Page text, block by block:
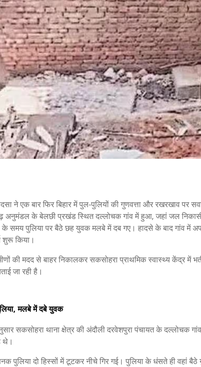
ने एक बार फिर बिहार में पुल-पुलियों की गुणवत्ता और रखरखाव पर
अनुमंडल के बेलछी प्रखंड स्थित दल्लोचक गांव में हुआ, जहां जल
समय पुलिया पर बैठे छह युवक मलबे में दब गए। हादसे के बाद गांव में
शुरू किया।
की मदद से बाहर निकालकर सकसोहरा प्राथमिक स्वास्थ्य केंद्र में
जा रही है।
मलबे में दबे युवक
सकसोहरा थाना क्षेत्र की अंदौली दरवेशपुरा पंचायत के दल्लोचक
थे।
पुलिया दो हिस्सों में टूटकर नीचे गिर गई। पुलिया के धंसते ही वहां